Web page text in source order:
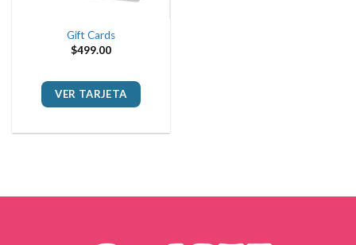
Gift Cards
$499.00
VER TARJETA